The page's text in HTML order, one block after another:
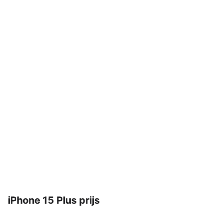
iPhone 15 Plus prijs